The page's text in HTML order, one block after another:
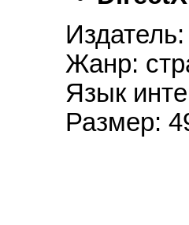
Жанр:
Язык
Размер: